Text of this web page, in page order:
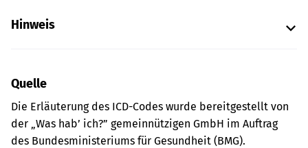
Hinweis
Quelle
Die Erläuterung des ICD-Codes wurde bereitgestellt von
der „Was hab’ ich?” gemeinnützigen GmbH im Auftrag
des Bundesministeriums für Gesundheit (BMG).